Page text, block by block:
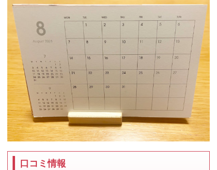
口コミ情報